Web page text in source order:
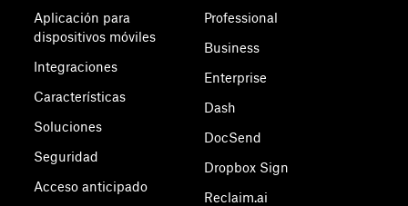
Aplicación para
dispositivos móviles
Integraciones
Características
Soluciones
Seguridad
Acceso anticipado
Professional
Business
Enterprise
Dash
DocSend
Dropbox Sign
Reclaim.ai